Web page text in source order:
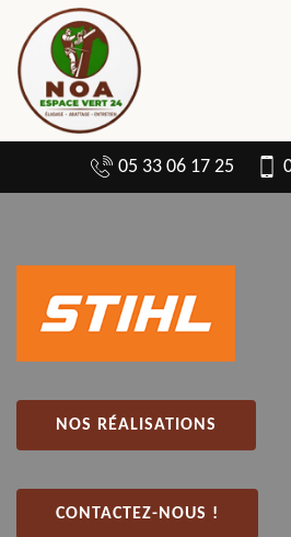
05 33 06 17 25
NOS RÉALISATIONS
CONTACTEZ-NOUS !